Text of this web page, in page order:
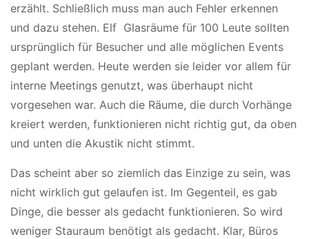
erzählt. Schließlich muss man auch Fehler erkennen
und dazu stehen. Elf Glasräume für 100 Leute sollten
ursprünglich für Besucher und alle möglichen Events
geplant werden. Heute werden sie leider vor allem für
interne Meetings genutzt, was überhaupt nicht
vorgesehen war. Auch die Räume, die durch Vorhänge
kreiert werden, funktionieren nicht richtig gut, da oben
und unten die Akustik nicht stimmt.
Das scheint aber so ziemlich das Einzige zu sein, was
nicht wirklich gut gelaufen ist. Im Gegenteil, es gab
Dinge, die besser als gedacht funktionieren. So wird
weniger Stauraum benötigt als gedacht. Klar, Büros